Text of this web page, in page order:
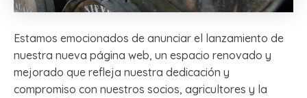
Estamos emocionados de anunciar el lanzamiento de
nuestra nueva página web, un espacio renovado y
mejorado que refleja nuestra dedicación y
compromiso con nuestros socios, agricultores y la